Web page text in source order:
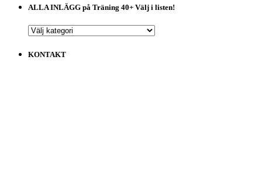
ALLA INLÄGG på Träning 40+ Välj i listen!
ALLA
på
KONTAKT